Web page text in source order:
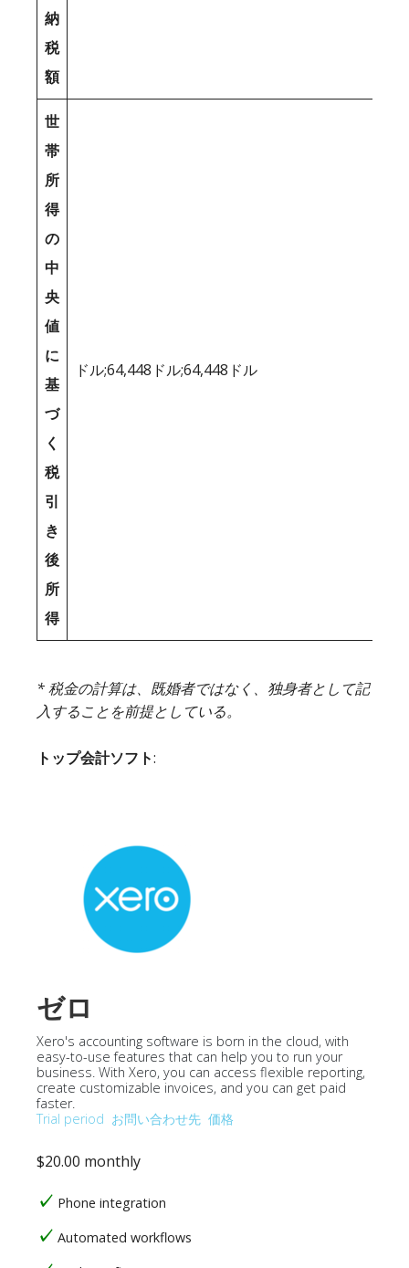
納
税
額
世
帯
所
得
の
中
央
値
に
基
づ
く
税
引
き
後
所
得
ドル;64,448ドル;64,448ドル
* 税金の計算は、既婚者ではなく、独身者として記
入することを前提としている。
トップ会計ソフト:
ゼロ
Xero's accounting software is born in the cloud, with
easy-to-use features that can help you to run your
business. With Xero, you can access flexible reporting,
create customizable invoices, and you can get paid
faster.
Trial period お問い合わせ先 価格
$20.00 monthly
Phone integration
Automated workflows